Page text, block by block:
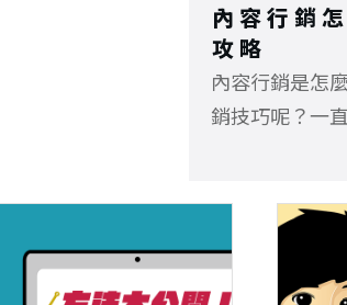
內容行銷
攻略
內容行銷是怎
銷技巧呢？一